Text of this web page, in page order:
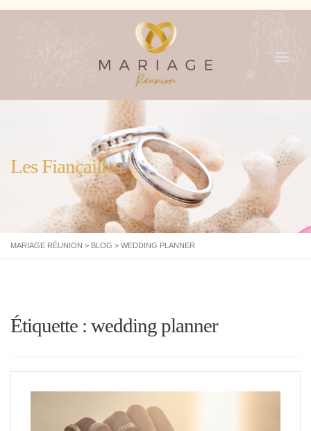
Les Fiançailles
MARIAGE RÉUNION > BLOG > WEDDING PLANNER
Étiquette : wedding planner